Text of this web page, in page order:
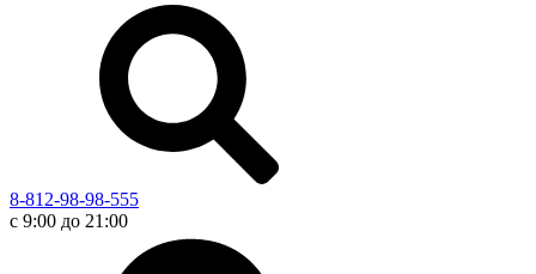
8-812-98-98-555
с 9:00 до 21:00